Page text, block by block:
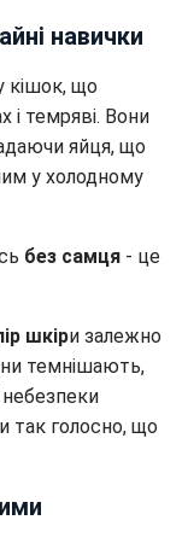
навички
кішок, що
і темряві. Вони
яйця, що
у холодному
без самця - це
шкіри залежно
темнішають,
так голосно, що